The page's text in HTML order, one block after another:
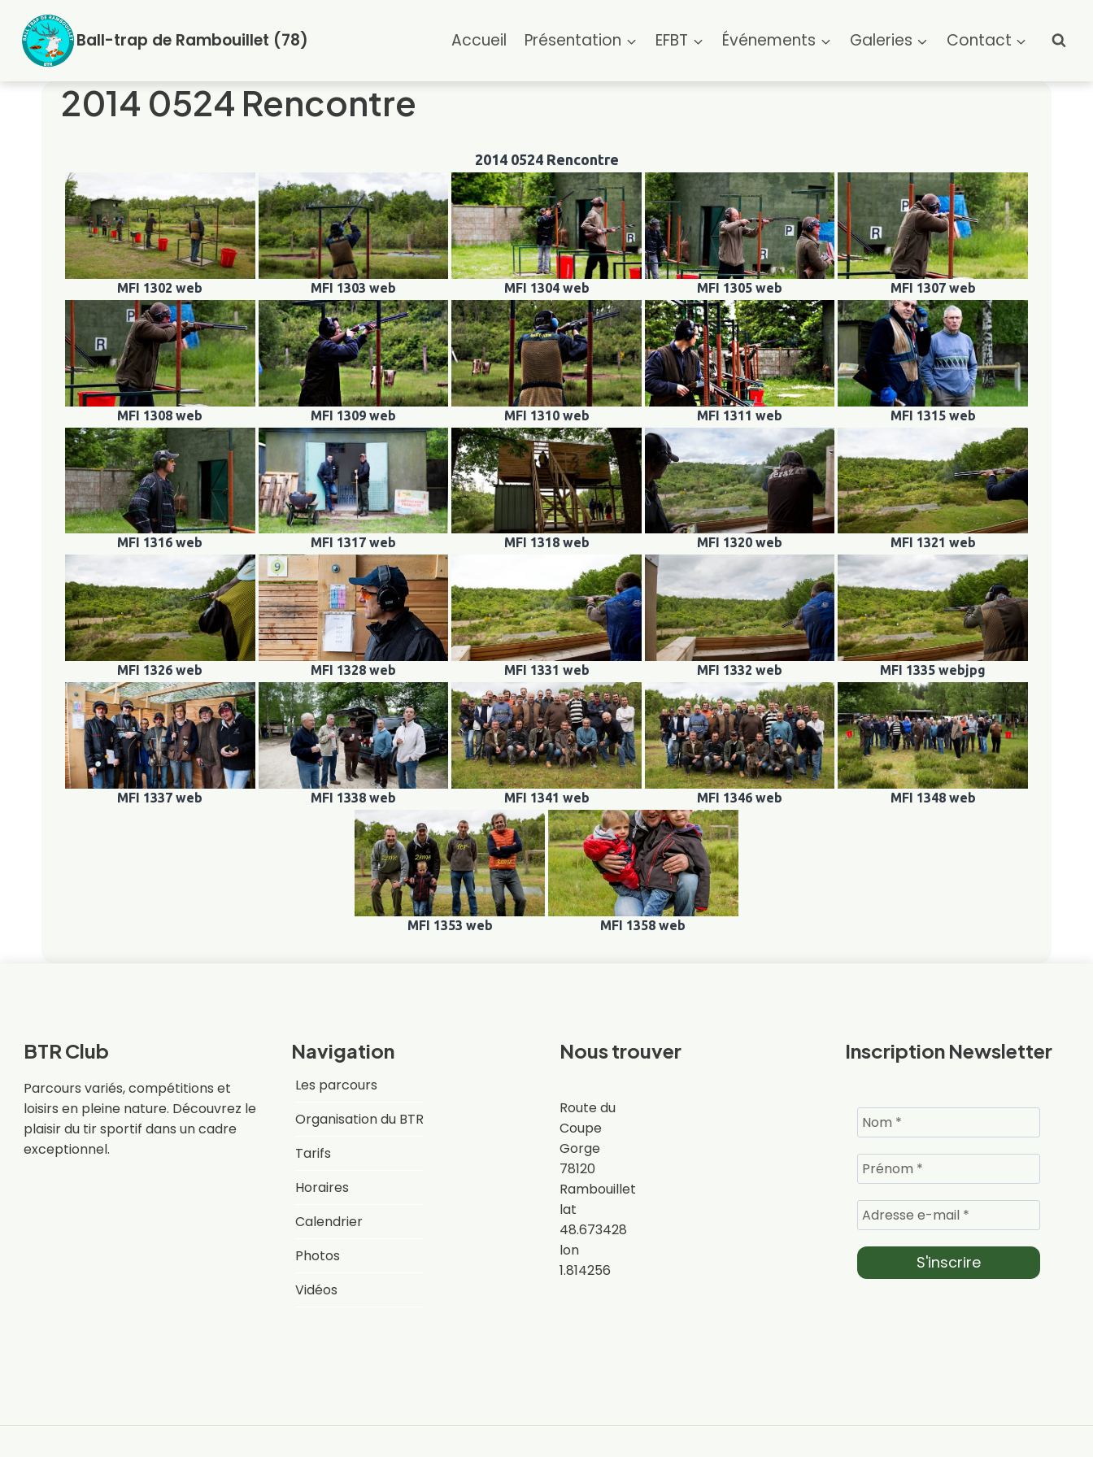
contenu
Ball-trap de Rambouillet (78) Accueil Présentation EFBT Événements Galeries Contact
2014 0524 Rencontre
2014 0524 Rencontre
MFI 1302 web MFI 1303 web MFI 1304 web MFI 1305 web MFI 1307 web
MFI 1308 web MFI 1309 web MFI 1310 web MFI 1311 web MFI 1315 web
MFI 1316 web MFI 1317 web MFI 1318 web MFI 1320 web MFI 1321 web
MFI 1326 web MFI 1328 web MFI 1331 web MFI 1332 web MFI 1335 webjpg
MFI 1337 web MFI 1338 web MFI 1341 web MFI 1346 web MFI 1348 web
MFI 1353 web MFI 1358 web
BTR Club
Parcours variés, compétitions et
loisirs en pleine nature. Découvrez le
plaisir du tir sportif dans un cadre
exceptionnel.
Navigation
Les parcours
Organisation du BTR
Tarifs
Horaires
Calendrier
Photos
Vidéos
Nous trouver
Route du
Coupe
Gorge
78120
Rambouillet
lat
48.673428
lon
1.814256
Inscription Newsletter